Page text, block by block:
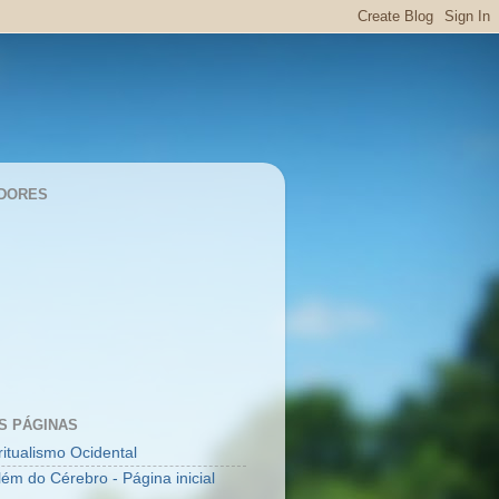
PÁGINAS
Ocidental
do Cérebro - Página inicial